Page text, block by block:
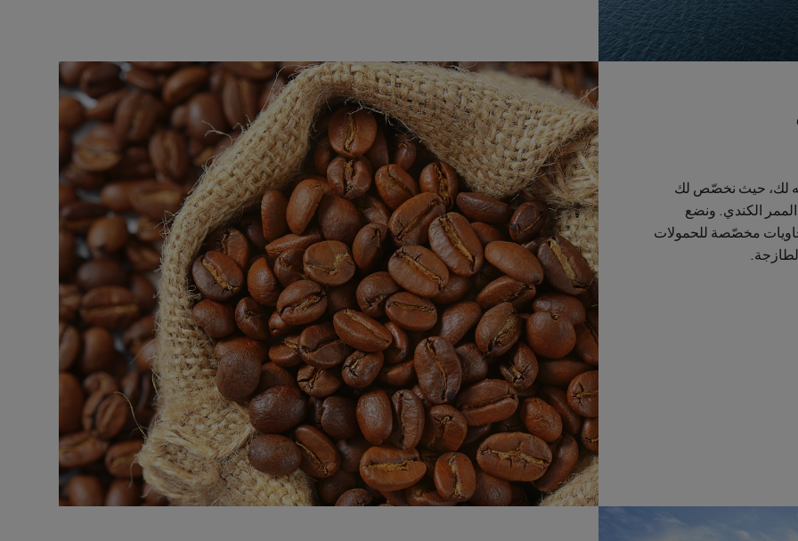
لك، حيث نخصّص لك
إلى الممر الكندي. ونضع
مخصّصة للحمولات